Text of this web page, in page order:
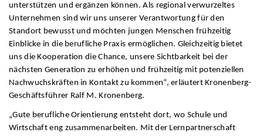
unterstützen und ergänzen können. Als regional verwurzeltes
Unternehmen sind wir uns unserer Verantwortung für den
Standort bewusst und möchten jungen Menschen frühzeitig
Einblicke in die berufliche Praxis ermöglichen. Gleichzeitig bietet
uns die Kooperation die Chance, unsere Sichtbarkeit bei der
nächsten Generation zu erhöhen und frühzeitig mit potenziellen
Nachwuchskräften in Kontakt zu kommen“, erläutert Kronenberg-
Geschäftsführer Ralf M. Kronenberg.
„Gute berufliche Orientierung entsteht dort, wo Schule und
Wirtschaft eng zusammenarbeiten. Mit der Lernpartnerschaft